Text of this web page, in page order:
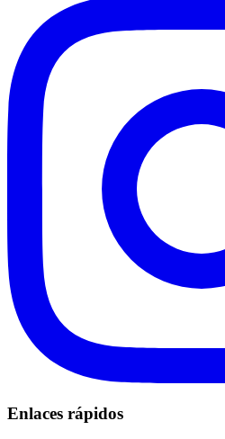
Enlaces rápidos